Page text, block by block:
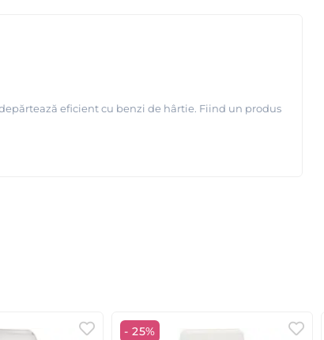
eficient cu benzi de hârtie. Fiind un produs
- 25%